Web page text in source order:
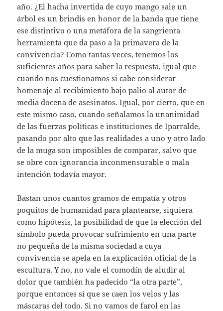
año. ¿El hacha invertida de cuyo mango sale un
árbol es un brindis en honor de la banda que tiene
ese distintivo o una metáfora de la sangrienta
herramienta que da paso a la primavera de la
convivencia? Como tantas veces, tenemos los
suficientes años para saber la respuesta, igual que
cuando nos cuestionamos si cabe considerar
homenaje al recibimiento bajo palio al autor de
media docena de asesinatos. Igual, por cierto, que en
este mismo caso, cuando señalamos la unanimidad
de las fuerzas políticas e instituciones de Iparralde,
pasando por alto que las realidades a uno y otro lado
de la muga son imposibles de comparar, salvo que
se obre con ignorancia inconmensurable o mala
intención todavía mayor.
Bastan unos cuantos gramos de empatía y otros
poquitos de humanidad para plantearse, siquiera
como hipótesis, la posibilidad de que la elección del
símbolo pueda provocar sufrimiento en una parte
no pequeña de la misma sociedad a cuya
convivencia se apela en la explicación oficial de la
escultura. Y no, no vale el comodín de aludir al
dolor que también ha padecido “la otra parte”,
porque entonces sí que se caen los velos y las
máscaras del todo. Si no vamos de farol en las